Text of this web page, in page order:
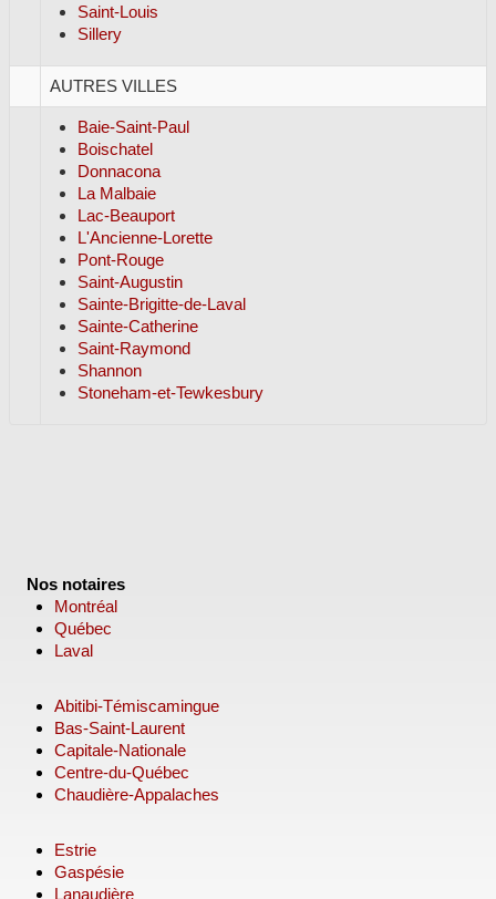
Saint-Louis
Sillery
AUTRES VILLES
Baie-Saint-Paul
Boischatel
Donnacona
La Malbaie
Lac-Beauport
L'Ancienne-Lorette
Pont-Rouge
Saint-Augustin
Sainte-Brigitte-de-Laval
Sainte-Catherine
Saint-Raymond
Shannon
Stoneham-et-Tewkesbury
Nos notaires
Montréal
Québec
Laval
Abitibi-Témiscamingue
Bas-Saint-Laurent
Capitale-Nationale
Centre-du-Québec
Chaudière-Appalaches
Estrie
Gaspésie
Lanaudière